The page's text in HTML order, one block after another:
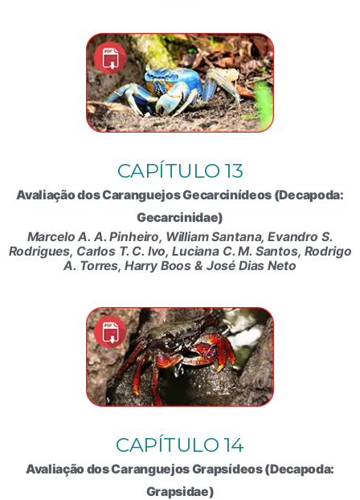
CAPÍTULO 13
Avaliação dos Caranguejos Gecarcinídeos (Decapoda:
Gecarcinidae)
Marcelo A. A. Pinheiro, William Santana, Evandro S.
Rodrigues, Carlos T. C. Ivo, Luciana C. M. Santos, Rodrigo
A. Torres, Harry Boos & José Dias Neto
CAPÍTULO 14
Avaliação dos Caranguejos Grapsídeos (Decapoda:
Grapsidae)